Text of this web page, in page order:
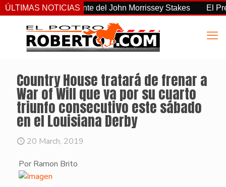
ÚLTIMAS NOTICIAS
más consistente del John Morrissey Stakes El
Country House tratará de frenar a
War of Will que va por su cuarto
triunfo consecutivo este sábado
en el Louisiana Derby
20 March, 2019
Por Ramon Brito